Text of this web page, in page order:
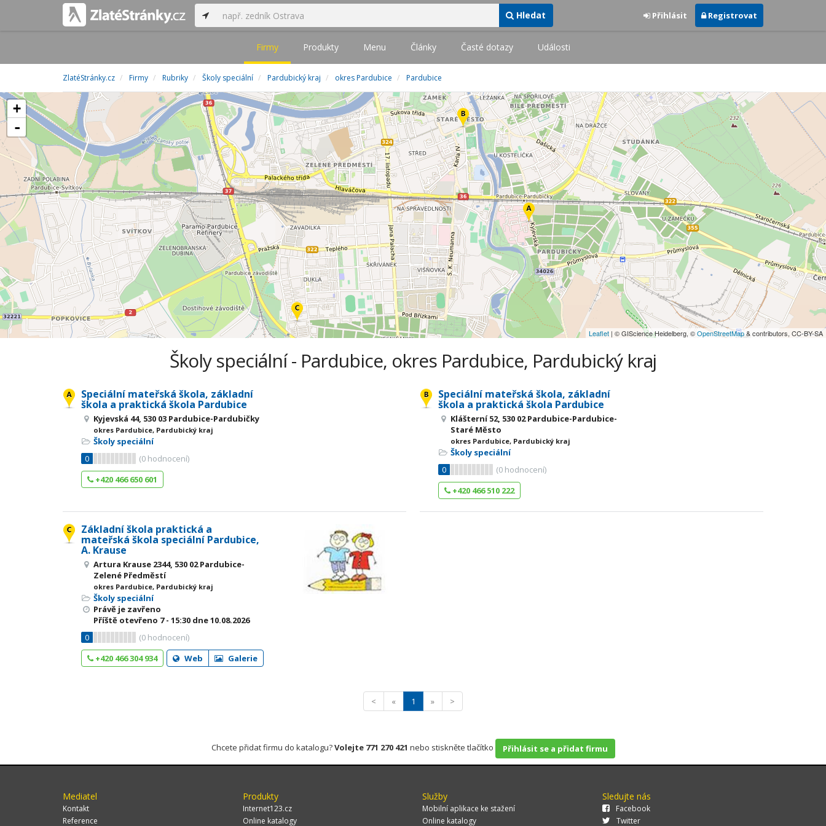
Hledat Přihlásit Registrovat
Firmy Produkty Menu Články Časté dotazy Události
ZlatéStránky.cz Firmy Rubriky Školy speciální Pardubický kraj okres Pardubice Pardubice
+
-
Leaflet | © GIScience Heidelberg, ©OpenStreetMap& contributors, CC-BY-SA
Školy speciální - Pardubice, okres Pardubice, Pardubický kraj
Speciální mateřská škola, základní
škola a praktická škola Pardubice
Kyjevská 44, 530 03 Pardubice-Pardubičky
okres Pardubice, Pardubický kraj
Školy speciální
0
(0 hodnocení)
+420 466 650 601
Speciální mateřská škola, základní
škola a praktická škola Pardubice
Klášterní 52, 530 02 Pardubice-Pardubice-
Staré Město
okres Pardubice, Pardubický kraj
Školy speciální
0
(0 hodnocení)
+420 466 510 222
Základní škola praktická a
mateřská škola speciální Pardubice,
A. Krause
Artura Krause 2344, 530 02 Pardubice-
Zelené Předměstí
okres Pardubice, Pardubický kraj
Školy speciální
Právě je zavřeno
Příště otevřeno 7 - 15:30 dne 10.08.2026
0
(0 hodnocení)
+420 466 304 934
Web Galerie
< « 1 » >
Chcete přidat firmu do katalogu?Volejte 771 270 421 nebo stiskněte tlačítko Přihlásit se a přidat firmu
Mediatel
Kontakt
Reference
Produkty
Internet123.cz
Online katalogy
Služby
Mobilní aplikace ke stažení
Online katalogy
Sledujte nás
Facebook
Twitter